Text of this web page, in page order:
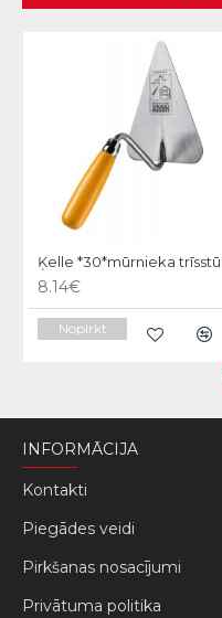
8.14€
Nopirkt
INFORMĀCIJA
Kontakti
Piegādes veidi
Pirkšanas nosacījumi
Privātuma politika